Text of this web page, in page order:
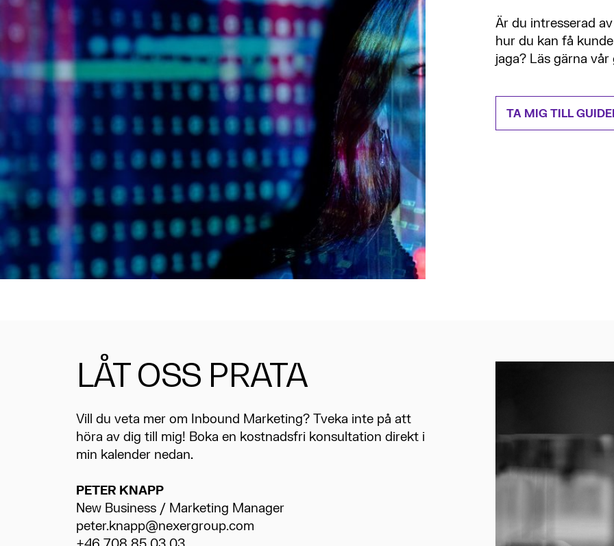
Är du intresserad
hur du kan få
jaga? Läs gärna
TA MIG TILL
LÅT OSS PRATA
Vill du veta mer om Inbound Marketing? Tveka inte på att
höra av dig till mig! Boka en kostnadsfri konsultation direkt i
min kalender nedan.
PETER KNAPP
New Business / Marketing Manager
peter.knapp@nexergroup.com